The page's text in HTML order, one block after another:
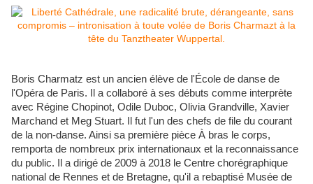
Boris Charmatz est un ancien élève de l'École de danse de
l'Opéra de Paris. Il a collaboré à ses débuts comme interprète
avec Régine Chopinot, Odile Duboc, Olivia Grandville, Xavier
Marchand et Meg Stuart. Il fut l'un des chefs de file du courant
de la non-danse. Ainsi sa première pièce À bras le corps,
remporta de nombreux prix internationaux et la reconnaissance
du public. Il a dirigé de 2009 à 2018 le Centre chorégraphique
national de Rennes et de Bretagne, qu'il a rebaptisé Musée de